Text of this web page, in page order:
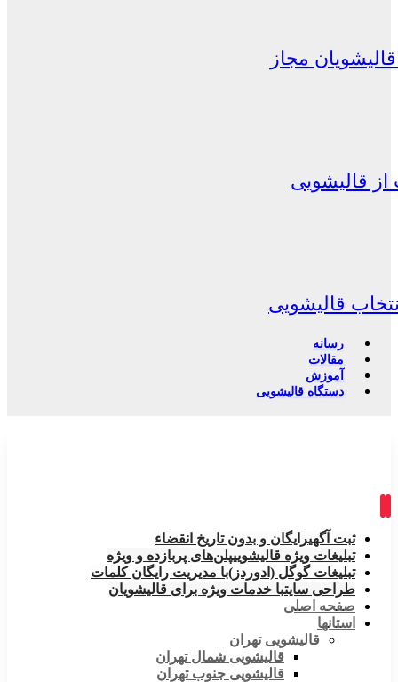
مجاز
قالیشویی
قالیشویی
رسانه
مقالات
آموزش
دستگاه قالیشویی
ثبت آگهیرایگان و بدون تاریخ انقضاء
تبلیغات ویژه قالیشوییپلن‌های پربازده و ویژه
تبلیغات گوگل (ادوردز)با مدیریت رایگان کلمات
طراحی سایتبا خدمات ویژه برای قالیشویان
صفحه اصلی
استانها
قالیشویی تهران
قالیشویی شمال تهران
قالیشویی جنوب تهران